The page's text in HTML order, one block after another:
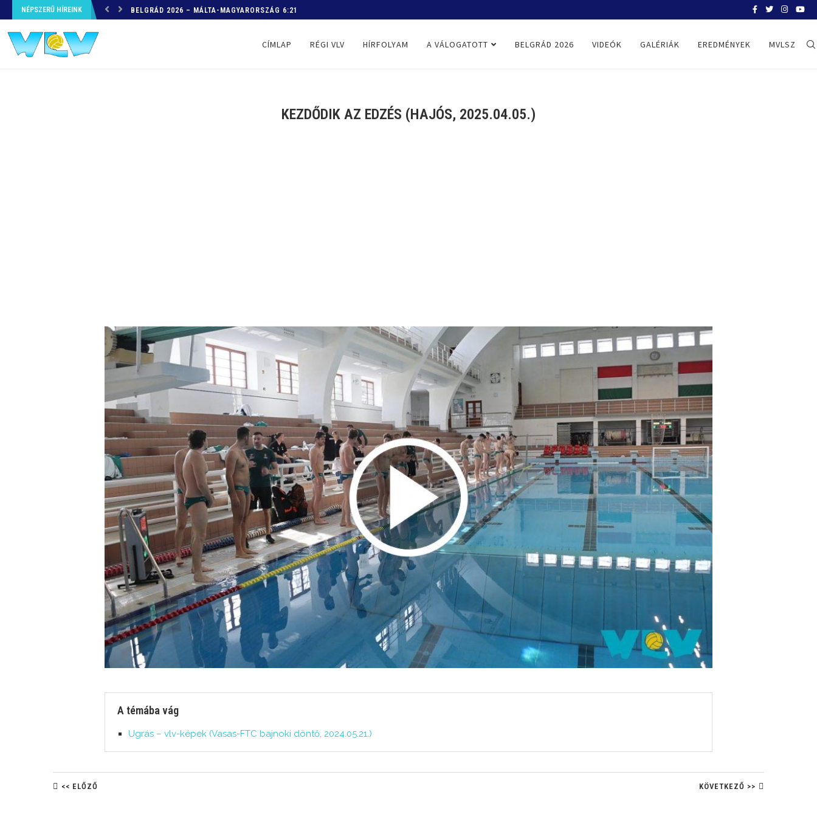
NÉPSZERŰ HÍREINK HELYZETKÉP AZ EB-RŐL – A TOVÁBBI PROGRAM
CÍMLAP RÉGI VLV HÍRFOLYAM A VÁLOGATOTT BELGRÁD 2026 VIDEÓK GALÉRIÁK EREDMÉNYEK MVLSZ
KEZDŐDIK AZ EDZÉS (HAJÓS, 2025.04.05.)
A témába vág
Ugrás – vlv-képek (Vasas-FTC bajnoki döntő, 2024.05.21.)
<< ELŐZŐ KÖVETKEZŐ >>